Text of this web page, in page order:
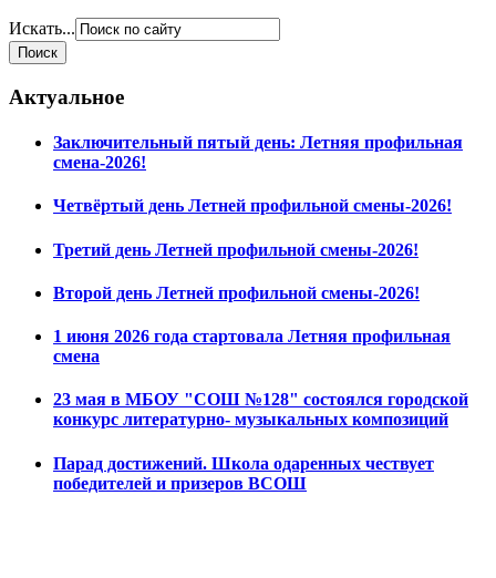
Искать...
Актуальное
Заключительный пятый день: Летняя профильная
смена-2026!
Четвёртый день Летней профильной смены-2026!
Третий день Летней профильной смены-2026!
Второй день Летней профильной смены-2026!
1 июня 2026 года стартовала Летняя профильная
смена
23 мая в МБОУ "СОШ №128" состоялся городской
конкурс литературно- музыкальных композиций
Парад достижений. Школа одаренных чествует
победителей и призеров ВСОШ